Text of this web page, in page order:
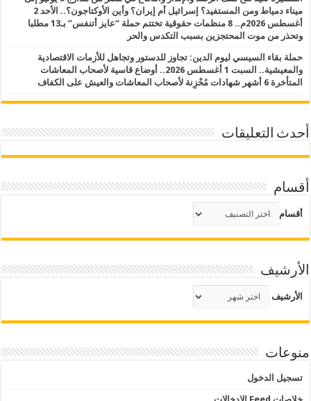
ميناء دمياط ومن المستفيد؟ إسرائيل أم إيران؟ وأين الأوكتاجون؟.. الأحد 2
أغسطس 2026م.. 8 منظمات حقوقية تختتم حملة “عايز أتنفس” بـ13 مطلبا
وتحذر من موت المحتجزين بسبب التكدس والحر
حملة بقاء السيسي ليوم الدين: تجاوز للدستور وتجاهل للأزمات الاقتصادية
والمعيشية.. السبت 1 أغسطس 2026.. أوضاع قاسية لأصحاب المعاشات
المتأخرة 6 أشهر شهادات مُحْزِنة لأصحاب المعاشات والعيش على الكفاف
أحدث التعليقات
أقسام
أقسام
الأرشيف
الأرشيف
منوعات
تسجيل الدخول